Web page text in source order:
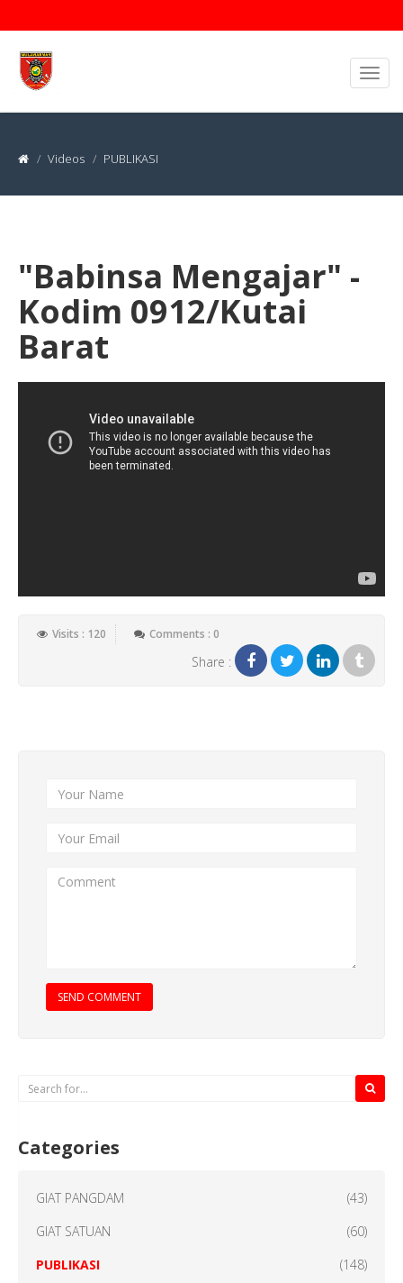
Videos PUBLIKASI
"Babinsa Mengajar" -
Kodim 0912/Kutai
Barat
Visits : 120 Comments : 0
Share :
SEND COMMENT
Categories
GIAT PANGDAM
(43)
GIAT SATUAN
(60)
PUBLIKASI
(148)